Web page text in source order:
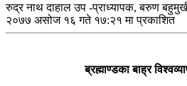
रुद्र नाथ दाहाल उप -प्राध्यापक, बरुण
२०७७ असोज १६ गते १७:२१ मा प्रकाशित
ब्रह्माण्डका बाह्र